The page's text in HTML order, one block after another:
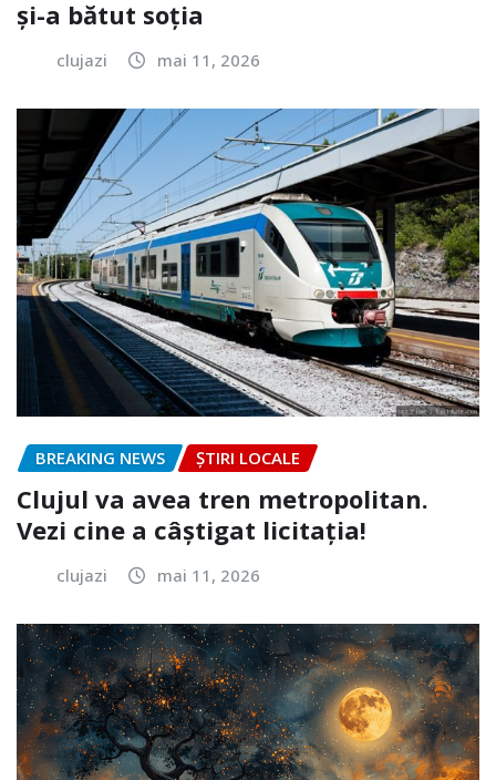
și-a bătut soția
clujazi mai 11, 2026
BREAKING NEWS ȘTIRI LOCALE
Clujul va avea tren metropolitan.
Vezi cine a câștigat licitația!
clujazi mai 11, 2026